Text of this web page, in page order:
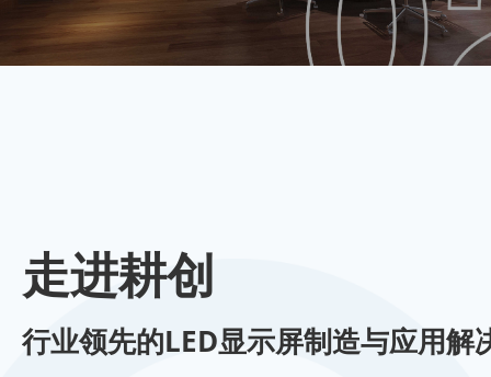
走进耕创
行业领先的LED显示屏制造与应用解